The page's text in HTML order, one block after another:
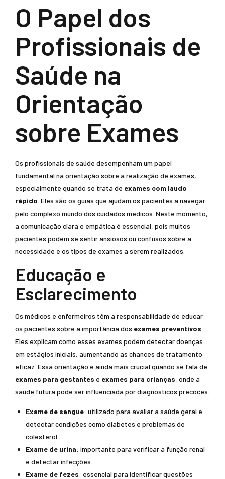
O Papel dos
Profissionais de
Saúde na
Orientação
sobre Exames
Os profissionais de saúde desempenham um papel
fundamental na orientação sobre a realização de exames,
especialmente quando se trata de exames com laudo
rápido . Eles são os guias que ajudam os pacientes a navegar
pelo complexo mundo dos cuidados médicos. Neste momento,
a comunicação clara e empática é essencial, pois muitos
pacientes podem se sentir ansiosos ou confusos sobre a
necessidade e os tipos de exames a serem realizados.
Educação e
Esclarecimento
Os médicos e enfermeiros têm a responsabilidade de educar
os pacientes sobre a importância dos exames preventivos
Eles explicam como esses exames podem detectar doenças
em estágios iniciais, aumentando as chances de tratamento
eficaz. Essa orientação é ainda mais crucial quando se fala de
exames para gestantes e exames para crianças, onde a
saúde futura pode ser influenciada por diagnósticos precoces.
Exame de sangue: utilizado para avaliar a saúde geral e
detectar condições como diabetes e problemas de
colesterol.
Exame de urina: importante para verificar a função renal
e detectar infecções.
Exame de fezes: essencial para identificar questões